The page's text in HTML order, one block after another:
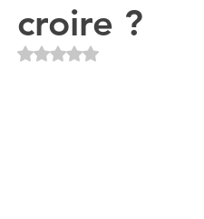
dialogue socratique
croire ?
Noté NaN étoiles sur 5.